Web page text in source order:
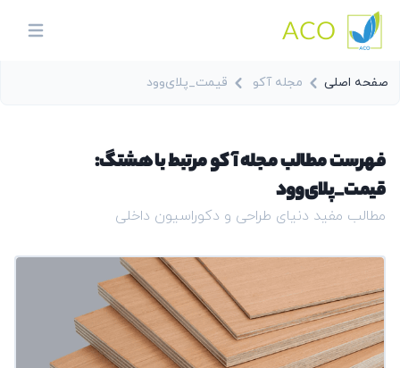
ACO
menu
صفحه اصلی مجله آکو قیمت_پلای‌وود
فهرست مطالب مجله آکو مرتبط با هشتگ:
قیمت_پلای‌وود
مطالب مفید دنیای طراحی و دکوراسیون داخلی